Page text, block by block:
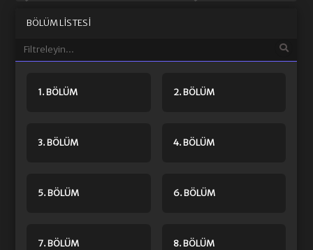
BÖLÜM LISTESI
1. BÖLÜM 2. BÖLÜM
3. BÖLÜM 4. BÖLÜM
5. BÖLÜM 6. BÖLÜM
7. BÖLÜM 8. BÖLÜM